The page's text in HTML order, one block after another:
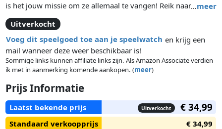
…meer
is het jouw missie om ze allemaal te vangen! Reik naar de
lucht om Vliegende Pokémon te vinden of doorzoek de vloer
om Kruipende Pokémon vinden. Beweeg je lichaam volgens
de instructies om zo de beste trainer te worden. Zodra je de
Pokémon hebt gevangen leer je leuke weetjes over ze en
worden ze toegevoegd aan je elektronische verzameling.
Uitverkocht
Voeg dit speelgoed toe aan je speelwatch en krijg een
mail wanneer deze weer beschikbaar is!
Sommige links kunnen affiliate links zijn. Als Amazon Associate verdien
ik met in aanmerking komende aankopen. (meer)
Prijs Informatie
Laatst bekende prijs Uitverkocht € 34,99
Standaard verkoopprijs
€ 34,99